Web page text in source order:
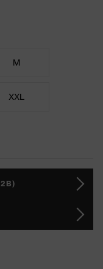
M
XXL